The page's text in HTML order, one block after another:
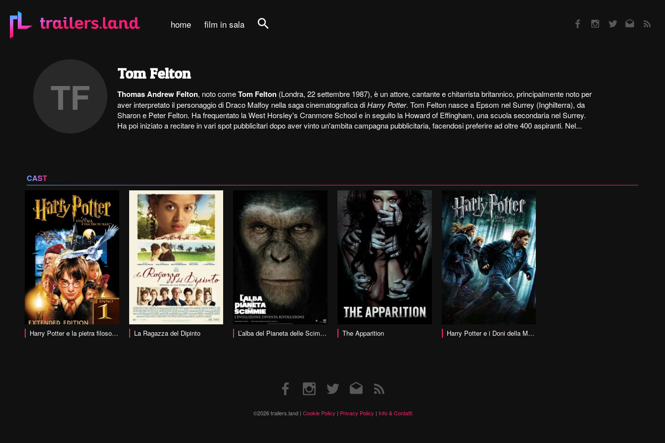
home film in sala
TF
Tom Felton
Thomas Andrew Felton, noto comeTom Felton (Londra, 22 settembre 1987), è un attore, cantante e chitarrista britannico, principalmente noto per
aver interpretato il personaggio di Draco Malfoy nella saga cinematografica diHarry Potter. Tom Felton nasce a Epsom nel Surrey (Inghilterra), da
Sharon e Peter Felton. Ha frequentato la West Horsley's Cranmore School e in seguito la Howard of Effingham, una scuola secondaria nel Surrey.
Ha poi iniziato a recitare in vari spot pubblicitari dopo aver vinto un'ambita campagna pubblicitaria, facendosi preferire ad oltre 400 aspiranti. Nel...
CAST
Harry Potter e la pietra filosofale
vai alla scheda La Ragazza del Dipinto
vai alla scheda L’alba del Pianeta delle Scimmie
vai alla scheda The Apparition
vai alla scheda Harry Potter e i Doni della Morte – Parte 1
©2026 trailers.land | Cookie Policy | Privacy Policy | Info & Contatti